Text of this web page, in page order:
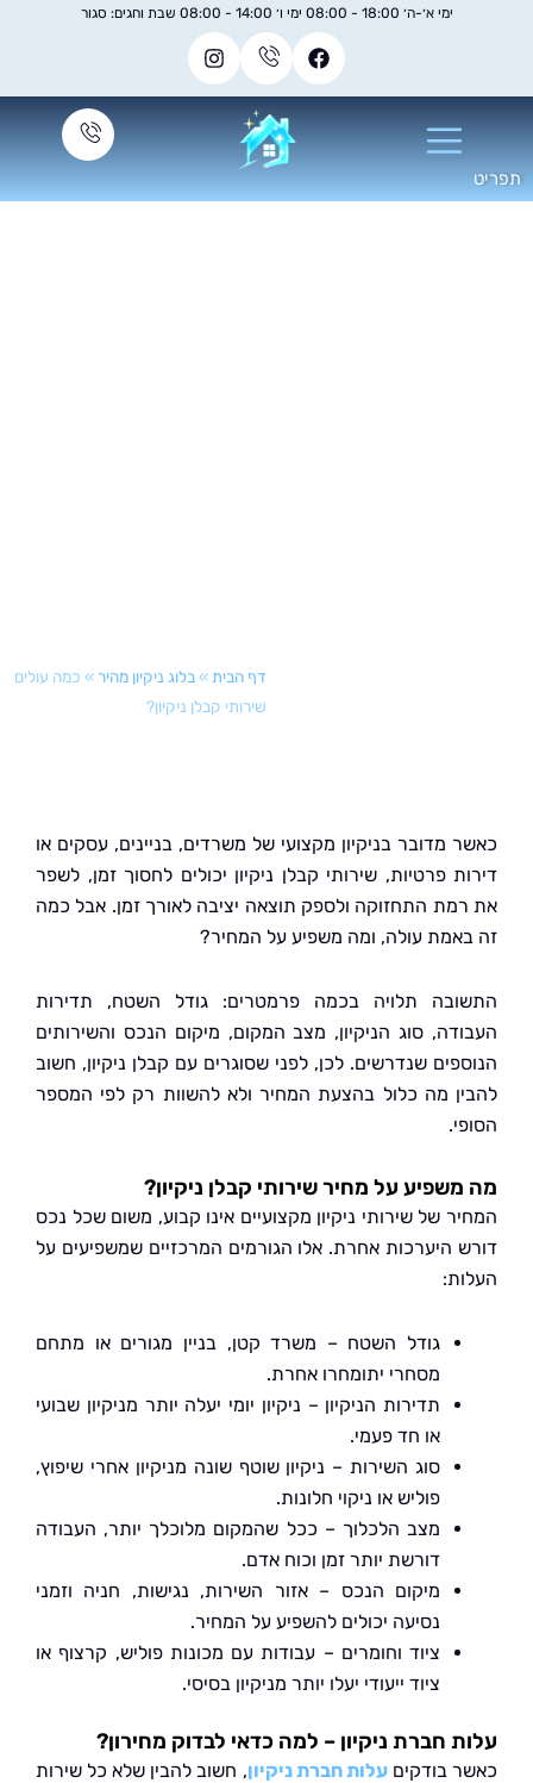
»בלוג ניקיון מהיר »כמה עולים
שירותי קבלן ניקיון?
מדובר בניקיון מקצועי של משרדים, בניינים, עסקים או
פרטיות, שירותי קבלן ניקיון יכולים לחסוך זמן, לשפר
התחזוקה ולספק תוצאה יציבה לאורך זמן. אבל כמה
עולה, ומה משפיע על המחיר?
תלויה בכמה פרמטרים: גודל השטח, תדירות
סוג הניקיון, מצב המקום, מיקום הנכס והשירותים
שנדרשים. לכן, לפני שסוגרים עם קבלן ניקיון, חשוב
מה כלול בהצעת המחיר ולא להשוות רק לפי המספר
על מחיר שירותי קבלן ניקיון?
של שירותי ניקיון מקצועיים אינו קבוע, משום שכל נכס
היערכות אחרת. אלו הגורמים המרכזיים שמשפיעים על
גודל השטח – משרד קטן, בניין מגורים או מתחם
מסחרי יתומחרו אחרת.
תדירות הניקיון – ניקיון יומי יעלה יותר מניקיון שבועי
או חד פעמי.
סוג השירות – ניקיון שוטף שונה מניקיון אחרי שיפוץ,
פוליש או ניקוי חלונות.
מצב הלכלוך – ככל שהמקום מלוכלך יותר, העבודה
דורשת יותר זמן וכוח אדם.
מיקום הנכס – אזור השירות, נגישות, חניה וזמני
נסיעה יכולים להשפיע על המחיר.
ציוד וחומרים – עבודות עם מכונות פוליש, קרצוף או
ציוד ייעודי יעלו יותר מניקיון בסיסי.
חברת ניקיון – למה כדאי לבדוק מחירון?
בודקיםעלות חברת ניקיון, חשוב להבין שלא כל שירות